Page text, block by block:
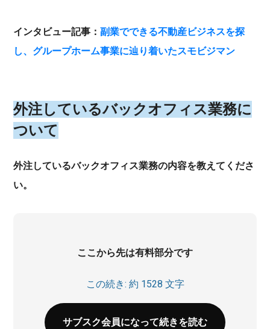
インタビュー記事：副業でできる不動産ビジネスを探
し、グループホーム事業に辿り着いたスモビジマン
外注しているバックオフィス業務に
ついて
外注しているバックオフィス業務の内容を教えてくださ
い。
ここから先は有料部分です
この続き: 約 1528 文字
サブスク会員になって続きを読む